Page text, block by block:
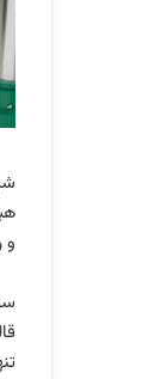
و
تنها ۷ تا ۱۰ ثانیه است، در